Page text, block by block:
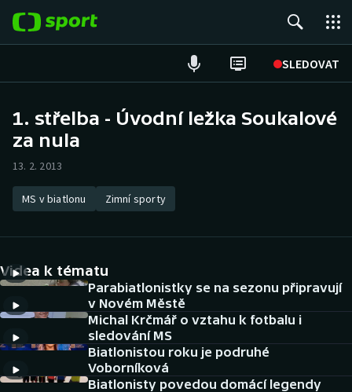
SLEDOVAT
Hokej
Atletika
DALŠÍ SPORTY
Americký fotbal
Baseball a softbal
NEPŘEHLÉDNĚTE
1. střelba - Úvodní ležka Soukalové
za nula
13. 2. 2013
MS v biatlonu Zimní sporty
Videa k tématu
Parabiatlonistky se na sezonu připravují
v Novém Městě
Michal Krčmář o vztahu k fotbalu i
sledování MS
Biatlonistou roku je podruhé
Voborníková
Biatlonisty povedou domácí legendy